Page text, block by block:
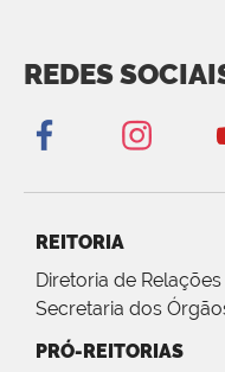
REDES
REITORIA
Diretoria de
Secretaria dos
PRÓ-REITORIAS